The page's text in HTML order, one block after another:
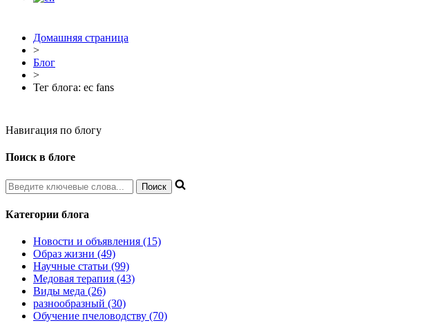
Домашняя страница
>
Блог
>
Тег блога: ec fans
Навигация по блогу
Поиск в блоге
Категории блога
Новости и объявления (15)
Образ жизни (49)
Научные статьи (99)
Медовая терапия (43)
Виды меда (26)
разнообразный (30)
Обучение пчеловодству (70)